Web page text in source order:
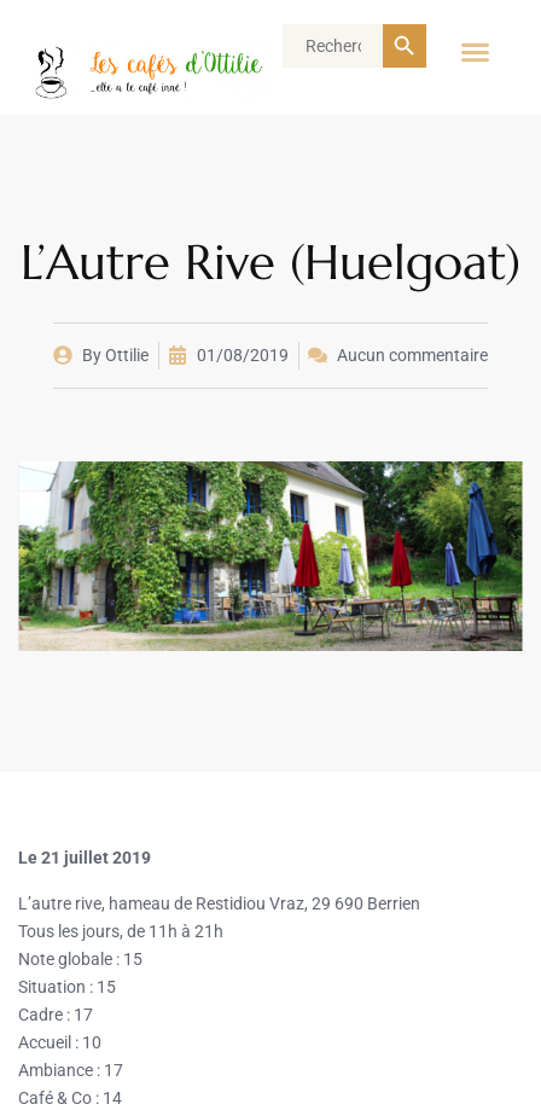
Search
Search Button
L’Autre Rive (Huelgoat)
ByOttilie 01/08/2019 Aucun commentaire
Le 21 juillet 2019
L’autre rive, hameau de Restidiou Vraz, 29 690 Berrien
Tous les jours, de 11h à 21h
Note globale : 15
Situation : 15
Cadre : 17
Accueil : 10
Ambiance : 17
Café & Co : 14